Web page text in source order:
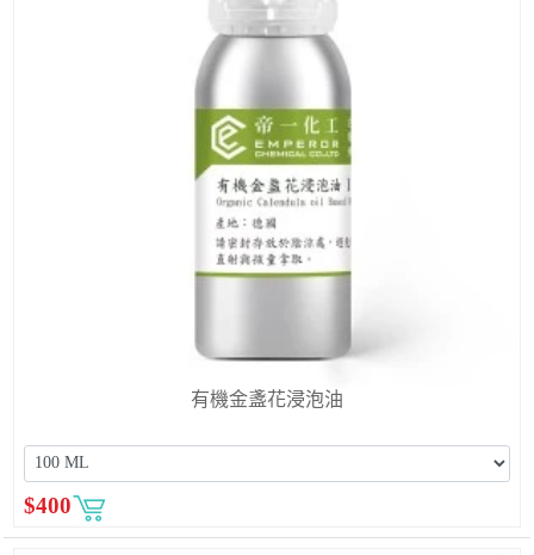
有機金盞花浸泡油
$400